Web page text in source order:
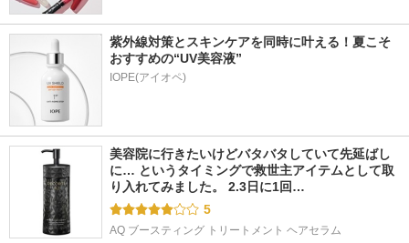
紫外線対策とスキンケアを同時に叶える！夏こそ
おすすめの“UV美容液”
IOPE(アイオペ)
美容院に行きたいけどバタバタしていて先延ばし
に… というタイミングで救世主アイテムとして取
り入れてみました。 2.3日に1回…
5
AQ ブースティング トリートメント ヘアセラム